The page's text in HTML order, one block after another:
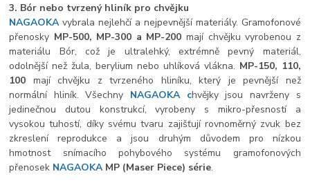
3. Bór nebo tvrzený hliník pro chvějku
NAGAOKAvybrala nejlehčí a nejpevnější materiály. Gramofonové
přenosky MP-500, MP-300 a MP-200 mají chvějku vyrobenou z
materiálu Bór, což je ultralehký, extrémně pevný materiál,
odolnější než žula, berylium nebo uhlíková vlákna. MP-150, 110,
100 mají chvějku z tvrzeného hliníku, který je pevnější než
normální hliník. Všechny NAGAOKA chvějky jsou navrženy s
jedinečnou dutou konstrukcí, vyrobeny s mikro-přesností a
vysokou tuhostí, díky svému tvaru zajišťují rovnoměrný zvuk bez
zkreslení reprodukce a jsou druhým důvodem pro nízkou
hmotnost snímacího pohybového systému gramofonových
přenosek NAGAOKA MP (Maser Piece) série.